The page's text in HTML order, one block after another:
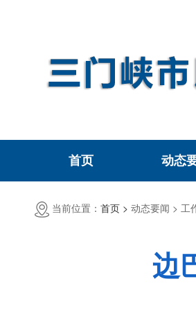
首页 动态
当前位置： 首页 > 动态要闻 > 工
边